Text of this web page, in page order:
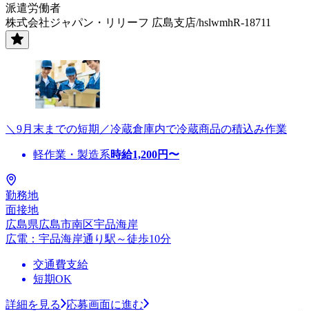
派遣労働者
株式会社ジャパン・リリーフ 広島支店/hslwmhR-18711
＼9月末までの短期／冷蔵倉庫内で冷蔵商品の積込み作業
軽作業・製造系時給1,200円〜
勤務地
面接地
広島県広島市南区宇品海岸
広電：宇品海岸通り駅～徒歩10分
交通費支給
短期OK
詳細を見る 応募画面に進む